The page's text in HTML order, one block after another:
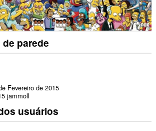
parede
Fevereiro de 2015
jammoll
usuários